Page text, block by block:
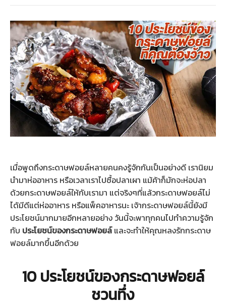
เมื่อพูดถึงกระดาษฟอยล์หลายคนคงรู้จักกันเป็นอย่างดี เรานิยม
นำมาห่ออาหาร หรือเวลาเราไปซื้อปลาเผา แม้ค้าก็มักจะห่อปลา
ด้วยกระดาษฟอยล์ให้กับเรามา แต่จริงๆที่แล้วกระดาษฟอยล์ไม่
ได้มีดีแต่ห่ออาหาร หรือแพ็คอาหารนะ เจ้ากระดาษฟอยล์นี้ยังมี
ประโยชน์มากมายอีกหลายอย่าง วันนี้จะพาทุกคนไปทำความรู้จัก
กับ ประโยชน์ของกระดาษฟอยล์และจะทำให้คุณหลงรักกระดาษ
ฟอยล์มากขึ้นอีกด้วย
10 ประโยชน์ของกระดาษฟอยล์
ชวนทึ่ง